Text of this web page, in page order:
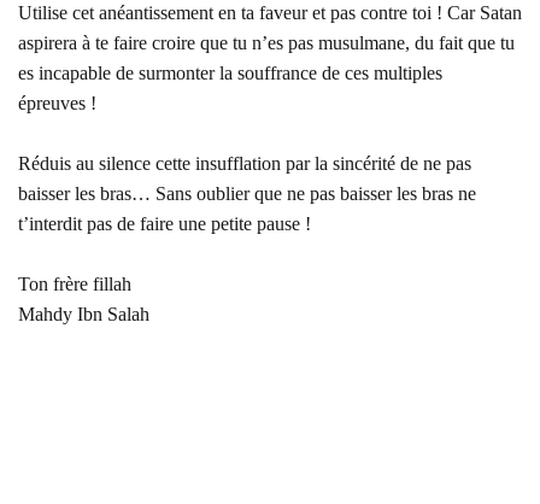
Utilise cet anéantissement en ta faveur et pas contre toi ! Car Satan
aspirera à te faire croire que tu n’es pas musulmane, du fait que tu
es incapable de surmonter la souffrance de ces multiples
épreuves !
Réduis au silence cette insufflation par la sincérité de ne pas
baisser les bras… Sans oublier que ne pas baisser les bras ne
t’interdit pas de faire une petite pause !
Ton frère fillah
Mahdy Ibn Salah